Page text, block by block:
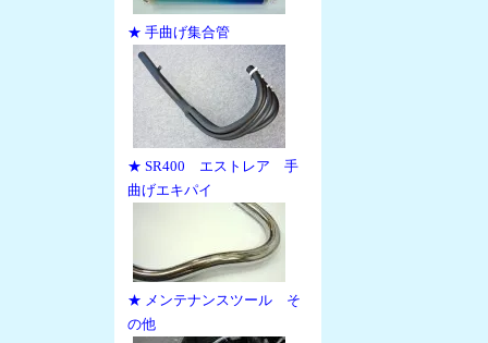
★ 手曲げ集合管
★ SR400 エストレア 手
曲げエキパイ
★ メンテナンスツール そ
の他